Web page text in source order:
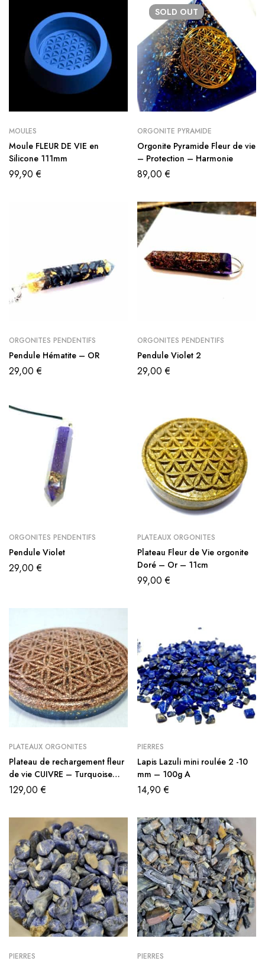
MOULES
Moule FLEUR DE VIE en
Silicone 111mm
99,90€
SOLD OUT
ORGONITE PYRAMIDE
Orgonite Pyramide Fleur de vie
– Protection – Harmonie
89,00€
ORGONITES PENDENTIFS
Pendule Hématite – OR
29,00€
ORGONITES PENDENTIFS
Pendule Violet 2
29,00€
ORGONITES PENDENTIFS
Pendule Violet
29,00€
PLATEAUX ORGONITES
Plateau Fleur de Vie orgonite
Doré – Or – 11cm
99,00€
PLATEAUX ORGONITES
Plateau de rechargement fleur
de vie CUIVRE – Turquoise
18cm
129,00€
PIERRES
Lapis Lazuli mini roulée 2 -10
mm – 100g A
14,90€
PIERRES PIERRES